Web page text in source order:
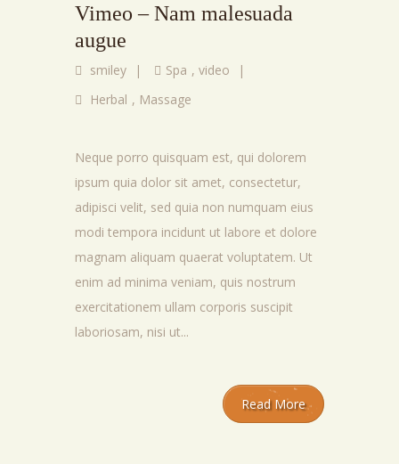
Vimeo – Nam malesuada
augue
smiley | Spa , video
|
Herbal , Massage
Neque porro quisquam est, qui dolorem
ipsum quia dolor sit amet, consectetur,
adipisci velit, sed quia non numquam eius
modi tempora incidunt ut labore et dolore
magnam aliquam quaerat voluptatem. Ut
enim ad minima veniam, quis nostrum
exercitationem ullam corporis suscipit
laboriosam, nisi ut...
Read More